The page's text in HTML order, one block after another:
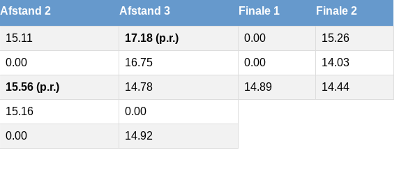
Afstand 2 Afstand 3 Finale 1 Finale 2
15.11 17.18 (p.r.) 0.00 15.26
0.00 16.75 0.00 14.03
15.56 (p.r.) 14.78 14.89 14.44
15.16 0.00
0.00 14.92